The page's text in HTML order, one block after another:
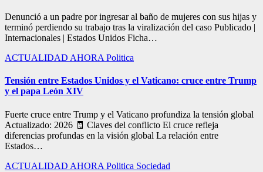
Denunció a un padre por ingresar al baño de mujeres con sus hijas y
terminó perdiendo su trabajo tras la viralización del caso Publicado |
Internacionales | Estados Unidos Ficha…
ACTUALIDAD AHORA Politica
Tensión entre Estados Unidos y el Vaticano: cruce entre Trump
y el papa León XIV
Fuerte cruce entre Trump y el Vaticano profundiza la tensión global
Actualizado: 2026 🧾 Claves del conflicto El cruce refleja
diferencias profundas en la visión global La relación entre
Estados…
ACTUALIDAD AHORA Politica Sociedad